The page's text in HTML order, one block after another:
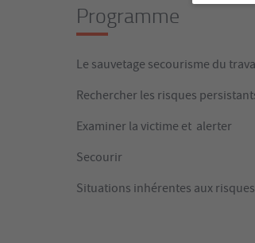
Programme
Le sauvetage secourisme du
Rechercher les risques
Examiner la victime et alerter
Secourir
Situations inhérentes aux